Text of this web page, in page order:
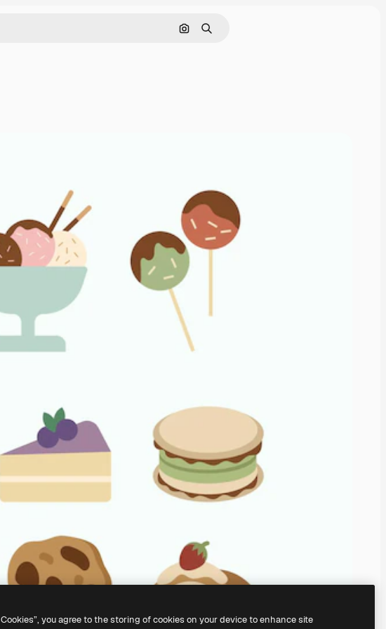
Cerca per immagine
Ricerca
you agree to the storing of cookies on your device to enhance site